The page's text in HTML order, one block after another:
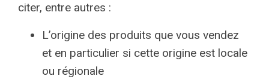
citer, entre autres :
L’origine des produits que vous vendez
et en particulier si cette origine est locale
ou régionale